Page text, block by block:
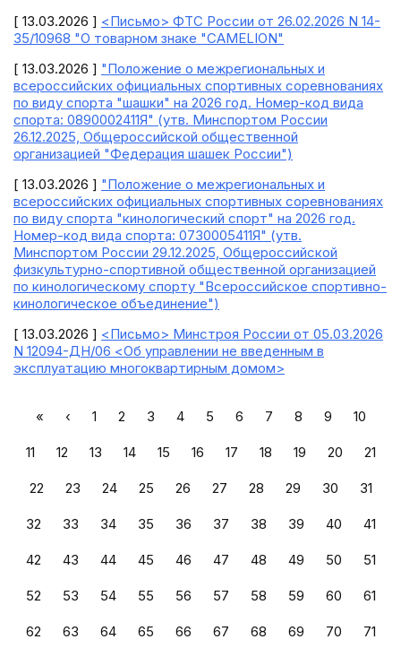
[ 13.03.2026 ] <Письмо> ФТС России от 26.02.2026 N 14-
35/10968 "О товарном знаке "CAMELION"
[ 13.03.2026 ] "Положение о межрегиональных и
всероссийских официальных спортивных соревнованиях
по виду спорта "шашки" на 2026 год. Номер-код вида
спорта: 0890002411Я" (утв. Минспортом России
26.12.2025, Общероссийской общественной
организацией "Федерация шашек России")
[ 13.03.2026 ] "Положение о межрегиональных и
всероссийских официальных спортивных соревнованиях
по виду спорта "кинологический спорт" на 2026 год.
Номер-код вида спорта: 0730005411Я" (утв.
Минспортом России 29.12.2025, Общероссийской
физкультурно-спортивной общественной организацией
по кинологическому спорту "Всероссийское спортивно-
кинологическое объединение")
[ 13.03.2026 ] <Письмо> Минстроя России от 05.03.2026
N 12094-ДН/06 <Об управлении не введенным в
эксплуатацию многоквартирным домом>
« ‹ 1 2 3 4 5 6 7 8 9 10
11 12 13 14 15 16 17 18 19 20 21
22 23 24 25 26 27 28 29 30 31
32 33 34 35 36 37 38 39 40 41
42 43 44 45 46 47 48 49 50 51
52 53 54 55 56 57 58 59 60 61
62 63 64 65 66 67 68 69 70 71